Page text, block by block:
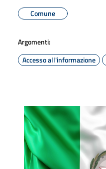
Comune
Argomenti:
Accesso all'informazione